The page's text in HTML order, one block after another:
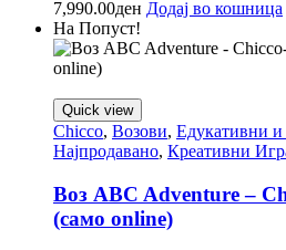
7,990.00ден Додај во кошница
На Попуст!
Quick view
Chicco, Возови, Едукативни
Најпродавано, Креативни
Воз ABC Adventure –
(само online)